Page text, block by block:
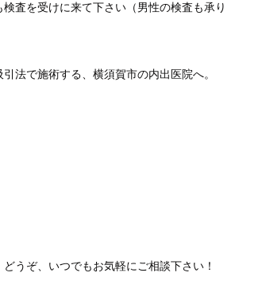
査を受けに来て下さい（男性の検査も承り
法で施術する、横須賀市の内出医院へ。
うぞ、いつでもお気軽にご相談下さい！